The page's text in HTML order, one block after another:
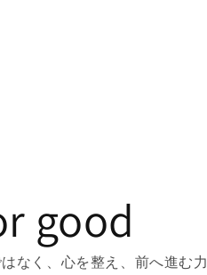
good
なく、心を整え、前へ進む力